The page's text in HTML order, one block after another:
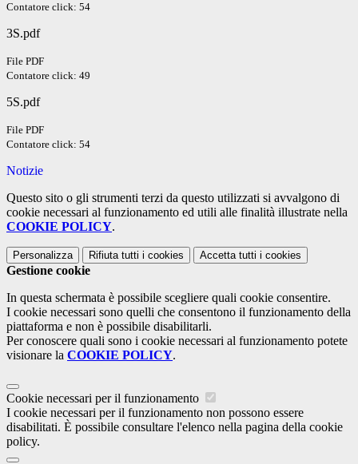
Contatore click: 54
3S.pdf
File PDF
Contatore click: 49
5S.pdf
File PDF
Contatore click: 54
Notizie
Questo sito o gli strumenti terzi da questo utilizzati si avvalgono di
cookie necessari al funzionamento ed utili alle finalità illustrate nella
COOKIE POLICY.
Personalizza Rifiuta tutti i cookies Accetta tutti i cookies
Gestione cookie
In questa schermata è possibile scegliere quali cookie consentire.
I cookie necessari sono quelli che consentono il funzionamento della
piattaforma e non è possibile disabilitarli.
Per conoscere quali sono i cookie necessari al funzionamento potete
visionare la COOKIE POLICY.
Cookie necessari per il funzionamento
I cookie necessari per il funzionamento non possono essere
disabilitati. È possibile consultare l'elenco nella pagina della cookie
policy.